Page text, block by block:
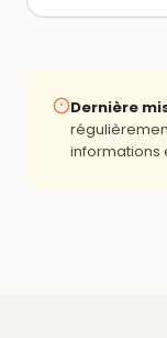
Dernière
informations